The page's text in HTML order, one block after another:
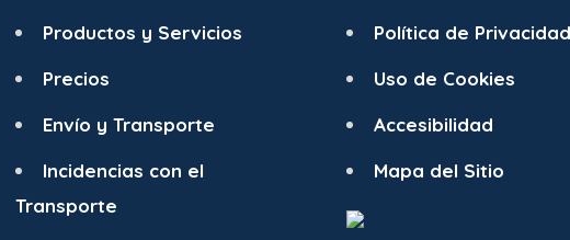
Productos y Servicios
Precios
Envío y Transporte
Incidencias con el
Transporte
Política de
Uso de Cookies
Accesibilidad
Mapa del Sitio